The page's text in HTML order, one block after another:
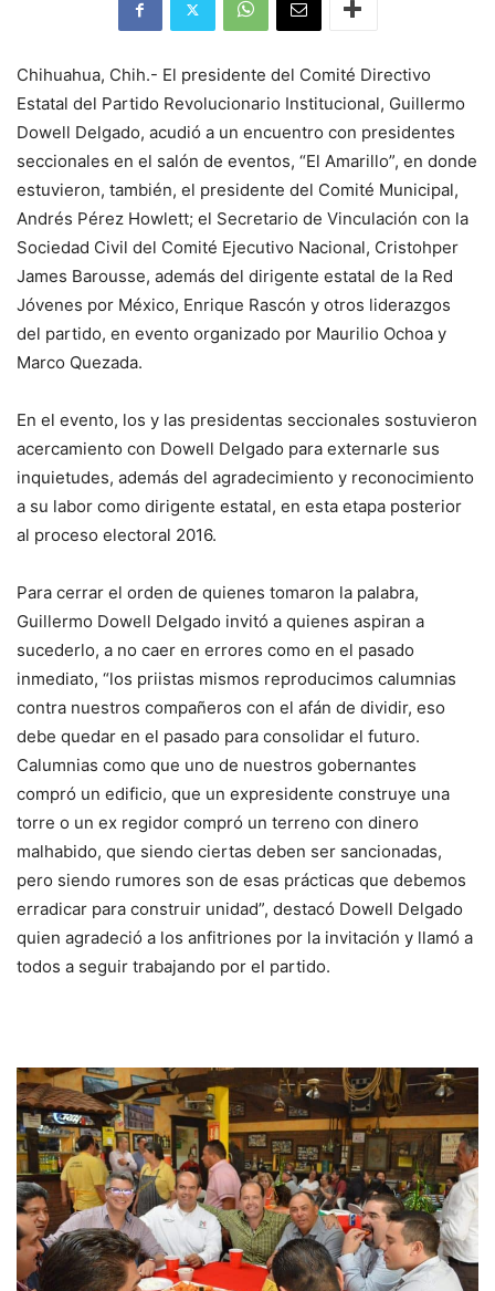
Chihuahua, Chih.- El presidente del Comité Directivo
Estatal del Partido Revolucionario Institucional, Guillermo
Dowell Delgado, acudió a un encuentro con presidentes
seccionales en el salón de eventos, “El Amarillo”, en donde
estuvieron, también, el presidente del Comité Municipal,
Andrés Pérez Howlett; el Secretario de Vinculación con la
Sociedad Civil del Comité Ejecutivo Nacional, Cristohper
James Barousse, además del dirigente estatal de la Red
Jóvenes por México, Enrique Rascón y otros liderazgos
del partido, en evento organizado por Maurilio Ochoa y
Marco Quezada.
En el evento, los y las presidentas seccionales sostuvieron
acercamiento con Dowell Delgado para externarle sus
inquietudes, además del agradecimiento y reconocimiento
a su labor como dirigente estatal, en esta etapa posterior
al proceso electoral 2016.
Para cerrar el orden de quienes tomaron la palabra,
Guillermo Dowell Delgado invitó a quienes aspiran a
sucederlo, a no caer en errores como en el pasado
inmediato, “los priistas mismos reproducimos calumnias
contra nuestros compañeros con el afán de dividir, eso
debe quedar en el pasado para consolidar el futuro.
Calumnias como que uno de nuestros gobernantes
compró un edificio, que un expresidente construye una
torre o un ex regidor compró un terreno con dinero
malhabido, que siendo ciertas deben ser sancionadas,
pero siendo rumores son de esas prácticas que debemos
erradicar para construir unidad”, destacó Dowell Delgado
quien agradeció a los anfitriones por la invitación y llamó a
todos a seguir trabajando por el partido.